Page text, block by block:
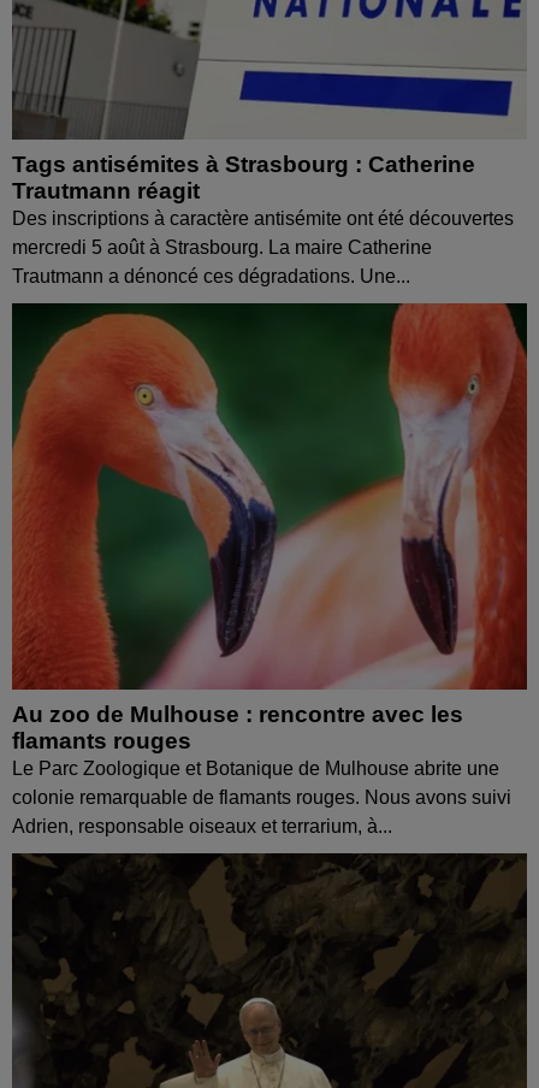
Tags antisémites à Strasbourg : Catherine
Trautmann réagit
Des inscriptions à caractère antisémite ont été découvertes
mercredi 5 août à Strasbourg. La maire Catherine
Trautmann a dénoncé ces dégradations. Une...
Au zoo de Mulhouse : rencontre avec les
flamants rouges
Le Parc Zoologique et Botanique de Mulhouse abrite une
colonie remarquable de flamants rouges. Nous avons suivi
Adrien, responsable oiseaux et terrarium, à...